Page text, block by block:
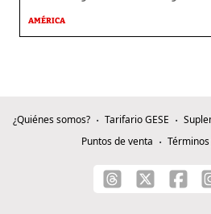
AMÉRICA
¿Quiénes somos? Tarifario GESE
Puntos de venta